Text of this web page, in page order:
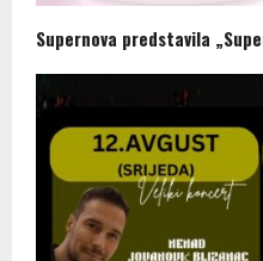
Supernova predstavila